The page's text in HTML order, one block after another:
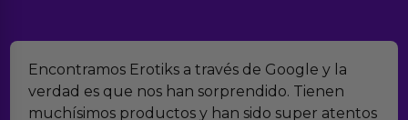
Encontramos Erotiks a través de Google y la
verdad es que nos han sorprendido. Tienen
muchísimos productos y han sido super atentos